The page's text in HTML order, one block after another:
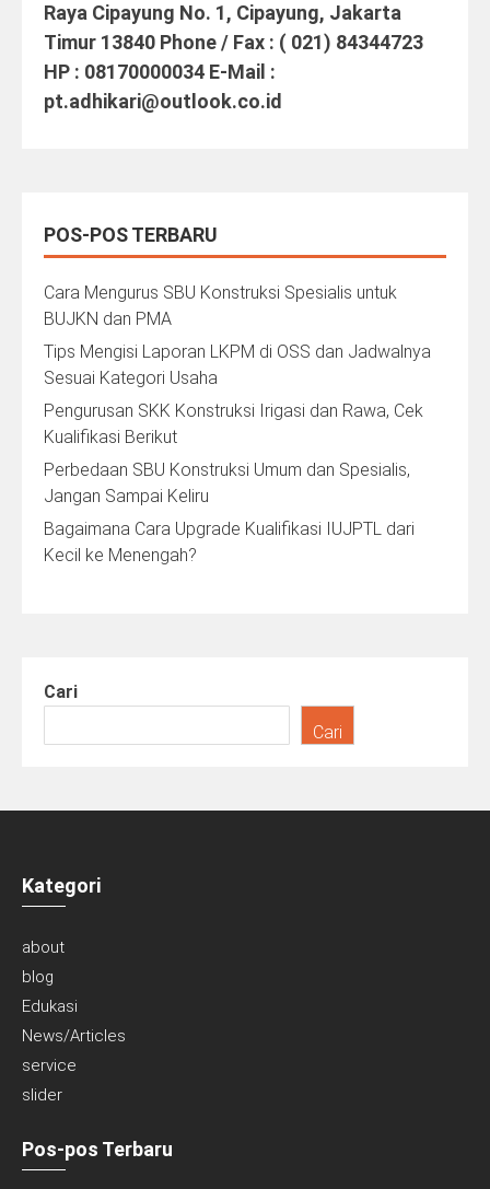
Raya Cipayung No. 1, Cipayung, Jakarta
Timur 13840 Phone / Fax : ( 021) 84344723
HP : 08170000034 E-Mail :
pt.adhikari@outlook.co.id
POS-POS TERBARU
Cara Mengurus SBU Konstruksi Spesialis untuk
BUJKN dan PMA
Tips Mengisi Laporan LKPM di OSS dan Jadwalnya
Sesuai Kategori Usaha
Pengurusan SKK Konstruksi Irigasi dan Rawa, Cek
Kualifikasi Berikut
Perbedaan SBU Konstruksi Umum dan Spesialis,
Jangan Sampai Keliru
Bagaimana Cara Upgrade Kualifikasi IUJPTL dari
Kecil ke Menengah?
Cari
Cari
Kategori
about
blog
Edukasi
News/Articles
service
slider
Pos-pos Terbaru